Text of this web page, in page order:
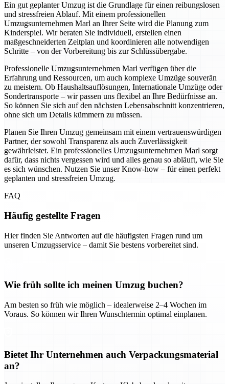
Ein gut geplanter Umzug ist die Grundlage für einen reibungslosen
und stressfreien Ablauf. Mit einem professionellen
Umzugsunternehmen Marl an Ihrer Seite wird die Planung zum
Kinderspiel. Wir beraten Sie individuell, erstellen einen
maßgeschneiderten Zeitplan und koordinieren alle notwendigen
Schritte – von der Vorbereitung bis zur Schlüssübergabe.
Professionelle Umzugsunternehmen Marl verfügen über die
Erfahrung und Ressourcen, um auch komplexe Umzüge souverän
zu meistern. Ob Haushaltsauflösungen, Internationale Umzüge oder
Sondertransporte – wir passen uns flexibel an Ihre Bedürfnisse an.
So können Sie sich auf den nächsten Lebensabschnitt konzentrieren,
ohne sich um Details kümmern zu müssen.
Planen Sie Ihren Umzug gemeinsam mit einem vertrauenswürdigen
Partner, der sowohl Transparenz als auch Zuverlässigkeit
gewährleistet. Ein professionelles Umzugsunternehmen Marl sorgt
dafür, dass nichts vergessen wird und alles genau so abläuft, wie Sie
es sich wünschen. Nutzen Sie unser Know-how – für einen perfekt
geplanten und stressfreien Umzug.
FAQ
Häufig gestellte Fragen
Hier finden Sie Antworten auf die häufigsten Fragen rund um
unseren Umzugsservice – damit Sie bestens vorbereitet sind.
Wie früh sollte ich meinen Umzug buchen?
Am besten so früh wie möglich – idealerweise 2–4 Wochen im
Voraus. So können wir Ihren Wunschtermin optimal einplanen.
Bietet Ihr Unternehmen auch Verpackungsmaterial
an?